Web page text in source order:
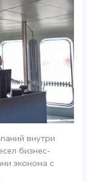
внутри
бизнес-
эконома с